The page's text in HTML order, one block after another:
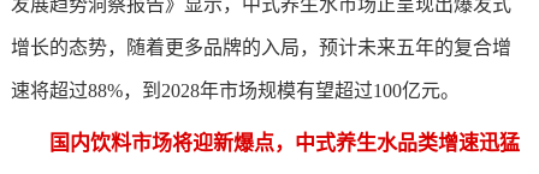
发展趋势洞察报告》显示，中式养生水市场正呈现出爆发式
增长的态势，随着更多品牌的入局，预计未来五年的复合增
速将超过88%，到2028年市场规模有望超过100亿元。
国内饮料市场将迎新爆点，中式养生水品类增速迅猛